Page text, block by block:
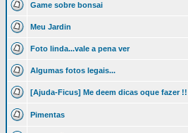
Game sobre bonsai
Meu Jardin
Foto linda...vale a pena ver
Algumas fotos legais...
[Ajuda-Ficus] Me deem dicas oque fazer !!
Pimentas